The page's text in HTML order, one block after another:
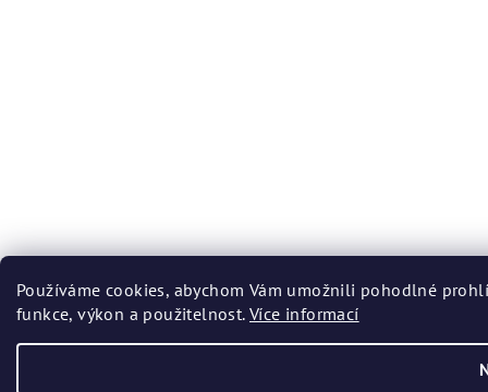
Používáme cookies, abychom Vám umožnili pohodlné
funkce, výkon a použitelnost. Více informací